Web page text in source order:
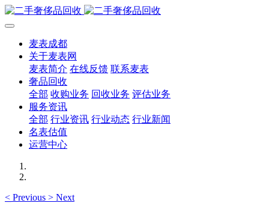
麦表成都
关于麦表网
麦表简介 在线反馈 联系麦表
奢品回收
全部 收购业务 回收业务 评估业务
服务资讯
全部 行业资讯 行业动态 行业新闻
名表估值
运营中心
< Previous > Next